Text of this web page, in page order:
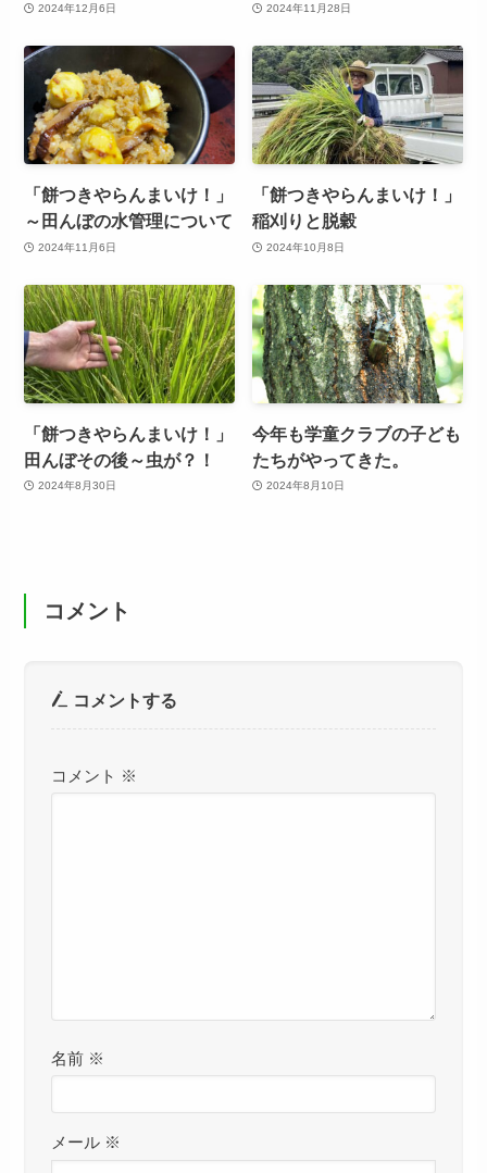
2024年12月6日 2024年11月28日
「餅つきやらんまいけ！」
～田んぼの水管理について
2024年11月6日
「餅つきやらんまいけ！」
稲刈りと脱穀
2024年10月8日
「餅つきやらんまいけ！」
田んぼその後～虫が？！
2024年8月30日
今年も学童クラブの子ども
たちがやってきた。
2024年8月10日
コメント
コメントする
コメント ※
名前 ※
メール ※